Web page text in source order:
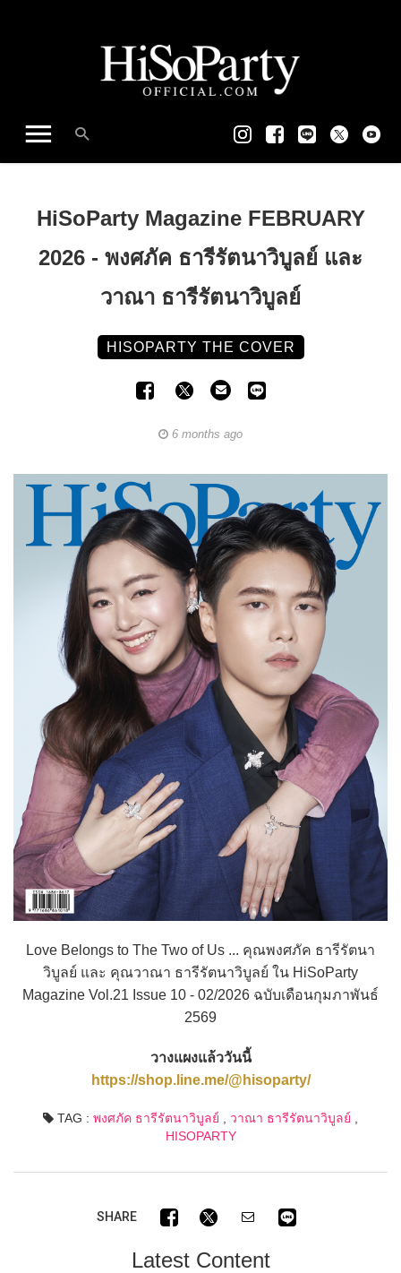
HiSoParty Magazine FEBRUARY
2026 - พงศภัค ธารีรัตนาวิบูลย์ และ
วาณา ธารีรัตนาวิบูลย์
HISOPARTY THE COVER
6 months ago
Love Belongs to The Two of Us ... คุณพงศภัค ธารีรัตนา
วิบูลย์ และ คุณวาณา ธารีรัตนาวิบูลย์ ใน HiSoParty
Magazine Vol.21 Issue 10 - 02/2026 ฉบับเดือนกุมภาพันธ์
2569
วางแผงแล้ววันนี้
https://shop.line.me/@hisoparty/
TAG : พงศภัค ธารีรัตนาวิบูลย์ วาณา ธารีรัตนาวิบูลย์
HISOPARTY
SHARE
Latest Content